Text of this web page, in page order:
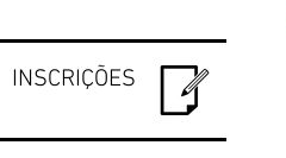
INSCRIÇÕES